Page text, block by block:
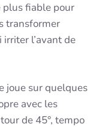
plus fiable pour
transformer
irriter l’avant de
joue sur quelques
avec les
de 45°, tempo